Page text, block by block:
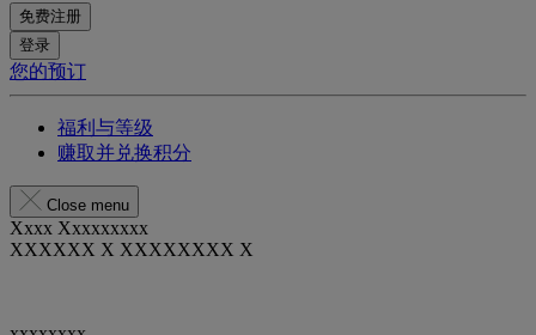
免费注册
登录
您的预订
福利与等级
赚取并兑换积分
Close menu
Xxxx Xxxxxxxxx
XXXXXX X XXXXXXXX X